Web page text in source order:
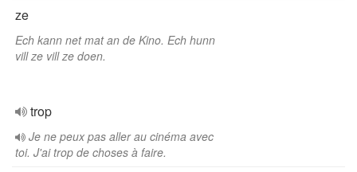
ze
Ech kann net mat an de Kino. Ech hunn
vill ze vill ze doen.
trop
Je ne peux pas aller au cinéma avec
toi. J'ai trop de choses à faire.